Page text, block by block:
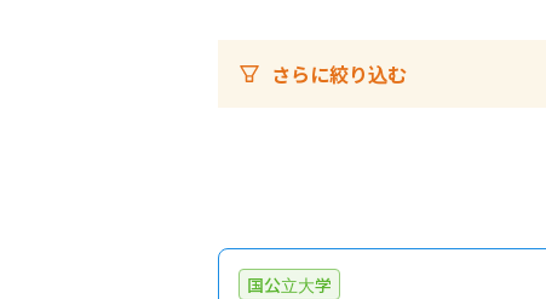
さらに絞り込む
国公立大学